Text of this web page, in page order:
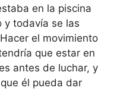
en la piscina
y todavía se las
el movimiento
que estar en
antes de luchar, y
él pueda dar